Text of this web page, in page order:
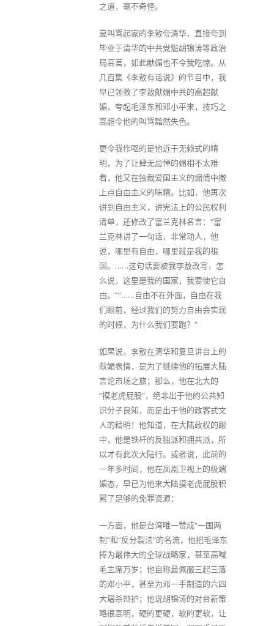
之道，毫不奇怪。
靠叫骂起家的李敖夸清华，直接夸到
毕业于清华的中共党魁胡锦涛等政治
局高官，如此献媚也不令我吃惊。从
几百集《李敖有话说》的节目中，我
早已领教了李敖献媚中共的高超献
媚，夸起毛泽东和邓小平来，技巧之
高超令他的叫骂黯然失色。
更令我作呕的是他近于无赖式的精
明，为了让肆无忌惮的媚相不太难
看，他又在独裁爱国主义的煽情中撒
上点自由主义的味精。比如，他再次
讲到自由主义，讲宪法上的公民权利
清单，还修改了富兰克林名言：“富
兰克林讲了一句话，非常动人，他
说，哪里有自由，哪里就是我的祖
国。……这句话要被我李敖改写，怎
么说，这里是我的国家，我要使它自
由。”“……自由不在外面，自由在我
们眼前，经过我们的努力自由会实现
的时候，为什么我们要跑？”
如果说，李敖在清华和复旦讲台上的
献媚表情，是为了继续他的拓展大陆
言论市场之旅；那么，他在北大的
“摸老虎屁股”，绝非出于他的公共知
识分子良知，而是出于他的政客式文
人的精明！他知道，在大陆政权的眼
中，他是铁杆的反独派和拥共派，所
以才有此次大陆行。或者说，此前的
一年多时间，他在凤凰卫视上的极端
媚态，早已为他来大陆摸老虎屁股积
累了足够的免罪资源：
一方面，他是台湾唯一赞成“一国两
制”和“反分裂法”的名流，他把毛泽东
捧为最伟大的全球战略家，甚至高喊
毛主席万岁；他自称最佩服三起三落
的邓小平，甚至为邓一手制造的六四
大屠杀辩护；他说胡锦涛的对台新策
略很高明，硬的更硬，软的更软，让